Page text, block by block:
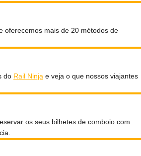
oferecemos mais de 20 métodos de
do Rail Ninja e veja o que nossos viajantes
os seus bilhetes de comboio com